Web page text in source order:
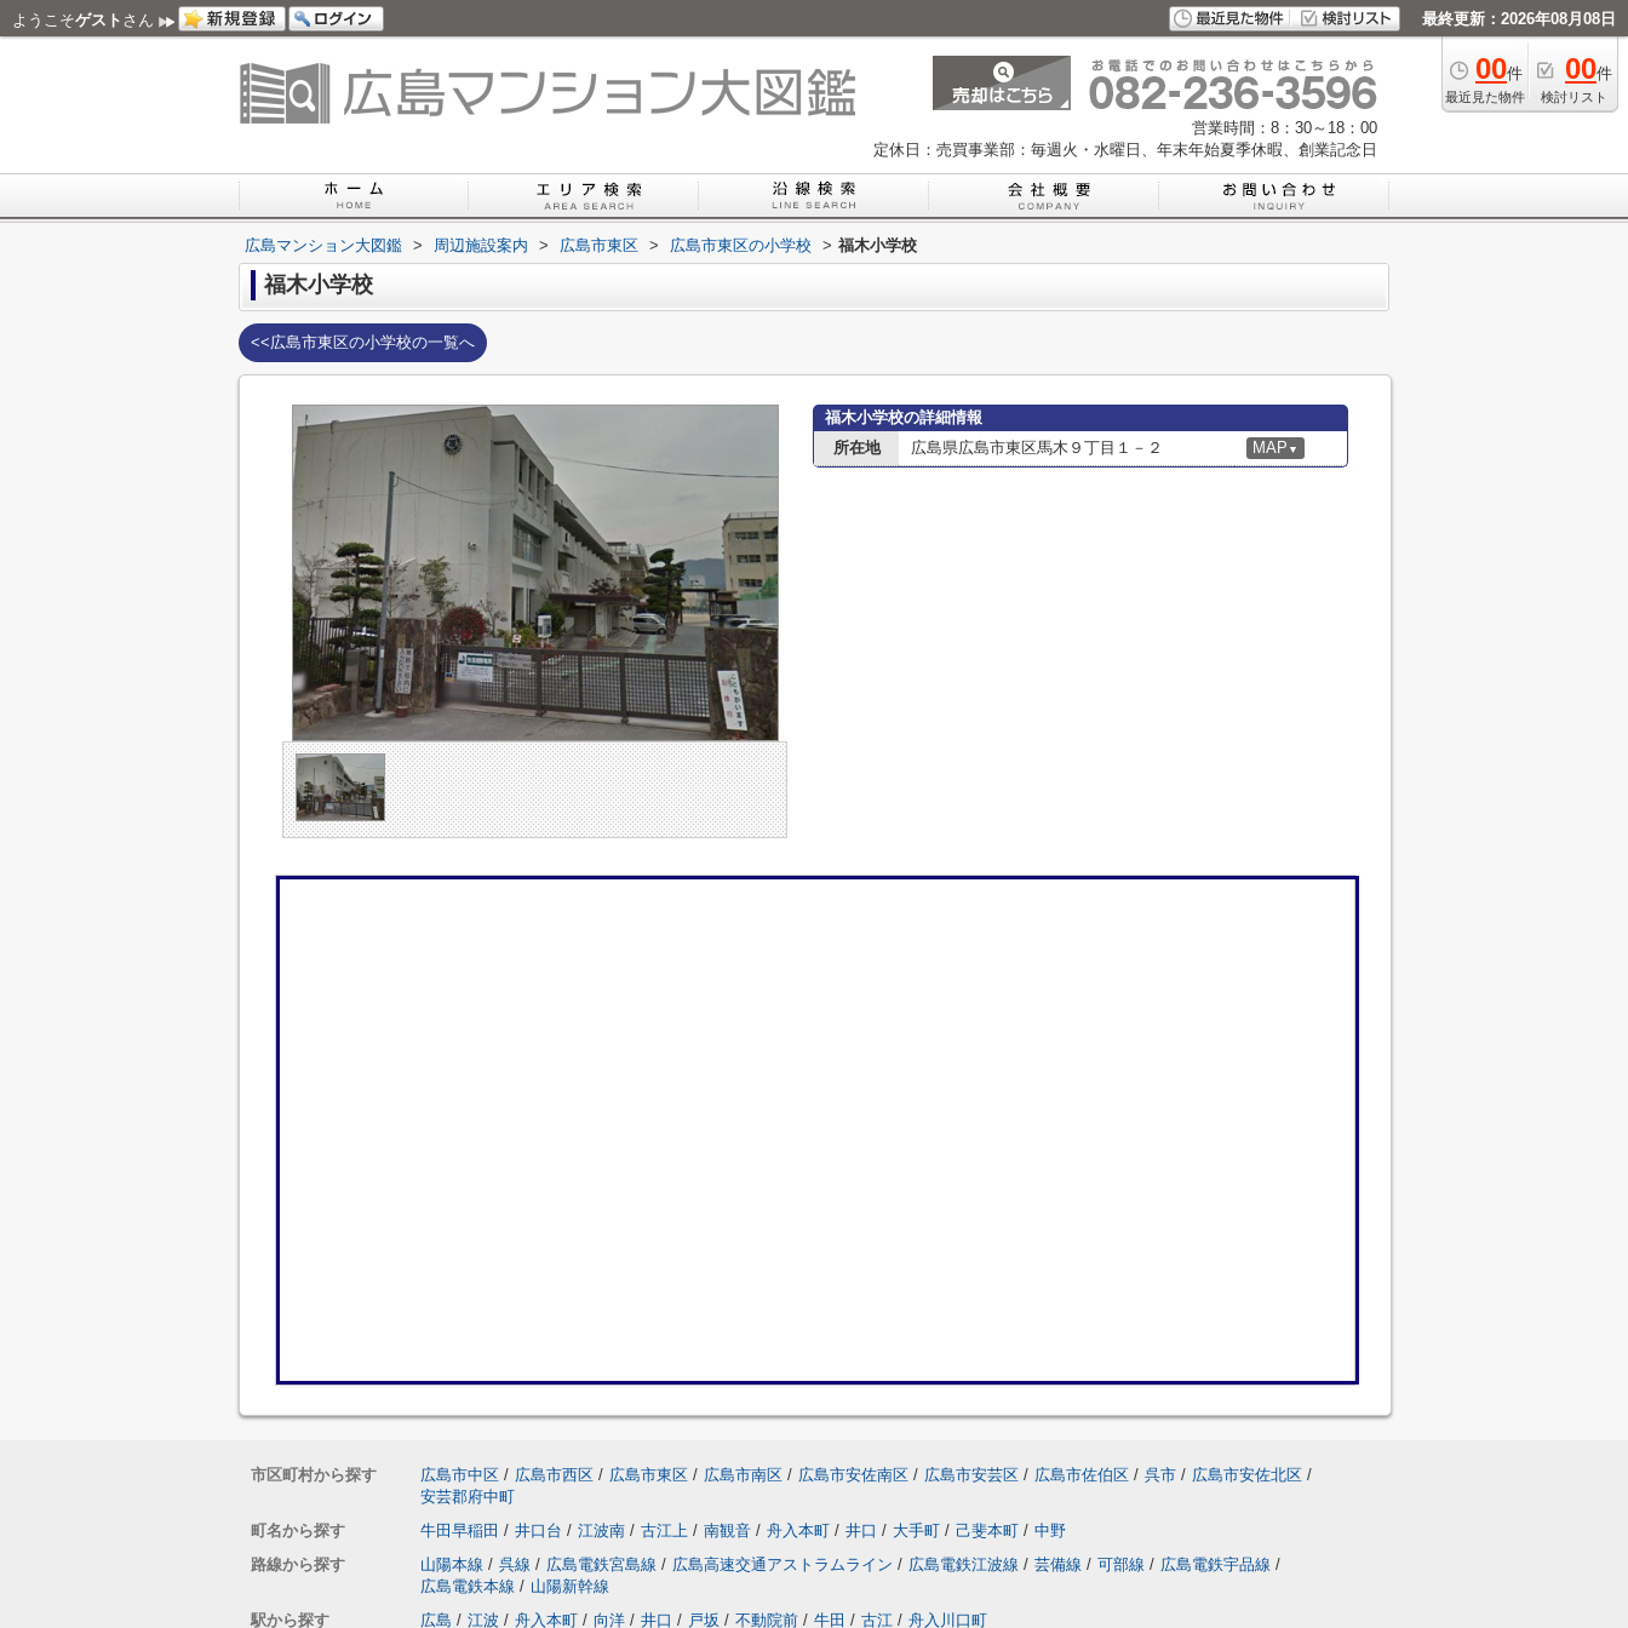
ようこそゲスト さん 最終更新：2026年08月08日
00件
最近見た物件
00件
検討リスト
営業時間：8：30～18：00
定休日：売買事業部：毎週火・水曜日、年末年始夏季休暇、創業記念日
広島マンション大図鑑 > 周辺施設案内 > 広島市東区 > 広島市東区の小学校 > 福木小学校
福木小学校
<<広島市東区の小学校の一覧へ
福木小学校の詳細情報
所在地
広島県広島市東区馬木９丁目１－２ MAP ▼
市区町村から探す 広島市中区 / 広島市西区 / 広島市東区 / 広島市南区 / 広島市安佐南区 / 広島市安芸区 / 広島市佐伯区 / 呉市 / 広島市安佐北区 /
安芸郡府中町
町名から探す
牛田早稲田 / 井口台 / 江波南 / 古江上 / 南観音 / 舟入本町 / 井口 / 大手町 / 己斐本町 / 中野
路線から探す
山陽本線 / 呉線 / 広島電鉄宮島線 / 広島高速交通アストラムライン / 広島電鉄江波線 / 芸備線 / 可部線 / 広島電鉄宇品線 /
広島電鉄本線 / 山陽新幹線
駅から探す
広島 / 江波 / 舟入本町 / 向洋 / 井口 / 戸坂 / 不動院前 / 牛田 / 古江 / 舟入川口町